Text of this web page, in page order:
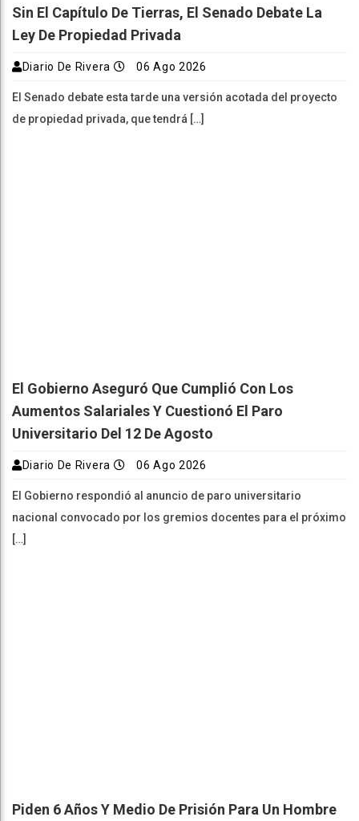
Sin El Capítulo De Tierras, El Senado Debate La
Ley De Propiedad Privada
Diario De Rivera 06 Ago 2026
El Senado debate esta tarde una versión acotada del proyecto
de propiedad privada, que tendrá […]
El Gobierno Aseguró Que Cumplió Con Los
Aumentos Salariales Y Cuestionó El Paro
Universitario Del 12 De Agosto
Diario De Rivera 06 Ago 2026
El Gobierno respondió al anuncio de paro universitario
nacional convocado por los gremios docentes para el próximo
[…]
Piden 6 Años Y Medio De Prisión Para Un Hombre